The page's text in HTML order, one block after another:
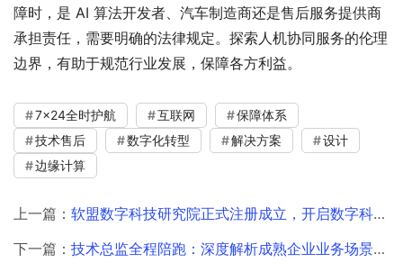
障时，是 AI 算法开发者、汽车制造商还是售后服务提供商
承担责任，需要明确的法律规定。探索人机协同服务的伦理
边界，有助于规范行业发展，保障各方利益。
7×24全时护航 互联网
保障体系
技术售后
数字化转型 解决方案
设计
边缘计算
上一篇： 软盟数字科技研究院正式注册成立，开启数字科技新征程
下一篇： 技术总监全程陪跑：深度解析成熟企业业务场景开发实战路径